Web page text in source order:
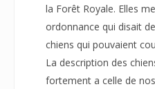
la Forêt Royale. Elles
ordonnance qui disait
chiens qui pouvaient
La description des
fortement a celle de